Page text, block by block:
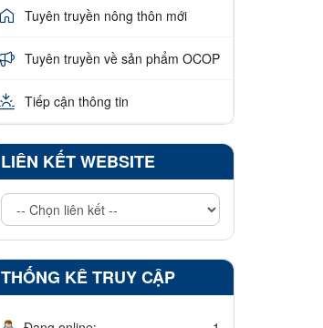
Tuyên truyền nông thôn mới
Tuyên truyền về sản phẩm OCOP
Tiếp cận thông tin
LIÊN KẾT WEBSITE
THỐNG KÊ TRUY CẬP